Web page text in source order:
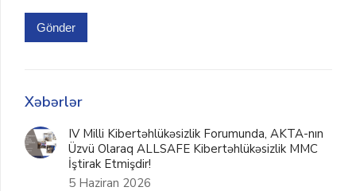
Gönder
Xəbərlər
IV Milli Kibertəhlükəsizlik Forumunda, AKTA-nın
Üzvü Olaraq ALLSAFE Kibertəhlükəsizlik MMC
İştirak Etmişdir!
5 Haziran 2026